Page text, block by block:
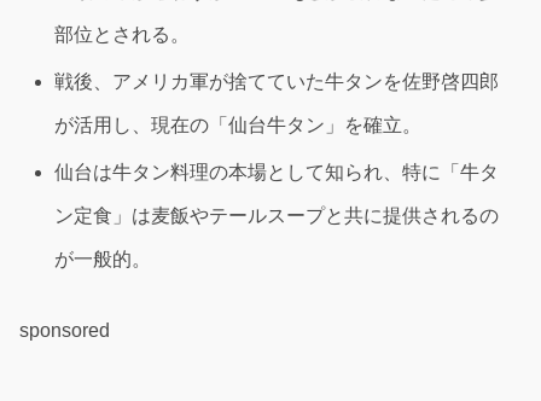
部位とされる。
戦後、アメリカ軍が捨てていた牛タンを佐野啓四郎
が活用し、現在の「仙台牛タン」を確立。
仙台は牛タン料理の本場として知られ、特に「牛タ
ン定食」は麦飯やテールスープと共に提供されるの
が一般的。
sponsored